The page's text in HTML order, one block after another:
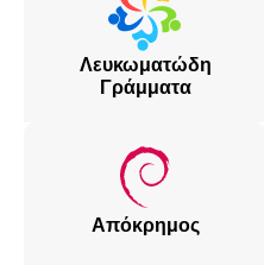
Λευκωματώδη
Γράμματα
Απόκρημος